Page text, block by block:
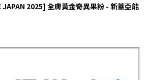
2025] 全膚黃金奇異果粉 - 新蓋亞能